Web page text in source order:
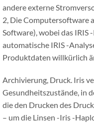
andere externe
2, Die Computersoftware
Software), wobei das IRIS
automatische IRIS -
Produktdaten willkürlich
Archivierung, Druck. Iris
Gesundheitszustände, in
die den Drucken des
– um die Linsen -Iris -